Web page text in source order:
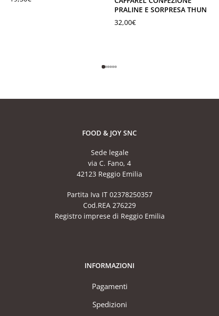
PRALINE E SORPRESA THUN
32,00€
FOOD & JOY SNC
Sede legale
via C. Fano, 4
42123 Reggio Emilia
Partita Iva IT 02378250357
Cod.REA 276229
Registro imprese di Reggio Emilia
INFORMAZIONI
Pagamenti
Spedizioni